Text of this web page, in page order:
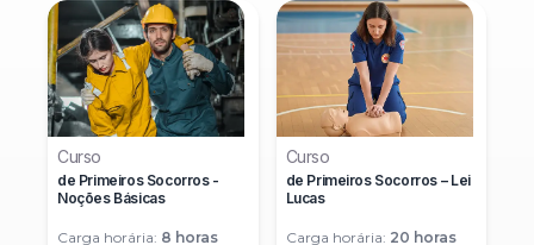
Curso
de Primeiros Socorros -
Noções Básicas
Carga horária: 8 horas
Curso
de Primeiros Socorros – Lei
Lucas
Carga horária: 20 horas